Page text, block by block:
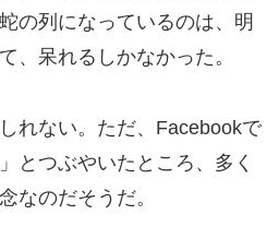
の列になっているのは、明
、呆れるしかなかった。
れない。ただ、Facebookで
とつぶやいたところ、多く
なのだそうだ。